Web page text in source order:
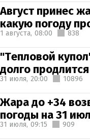
Август принес
какую погоду
1 августа, 08:00 838
"Тепловой
долго
31 июля, 20:00 10896
Жара до +34
погоды на 31
31 июля, 09:15 909